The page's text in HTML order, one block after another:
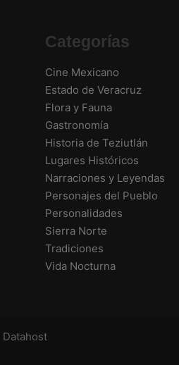
Categorías
Cine Mexicano
Estado de Veracruz
Flora y Fauna
Gastronomía
Historia de Teziutlán
Lugares Históricos
Narraciones y Leyendas
Personajes del Pueblo
Personalidades
Sierra Norte
Tradiciones
Vida Nocturna
Datahost